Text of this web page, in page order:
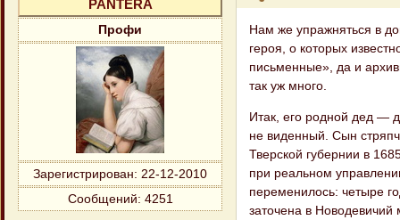
PANTERA
Профи
Зарегистрирован: 22-12-2010
Сообщений: 4251
Нам же упражняться в
героя, о которых
письменные», да и
так уж много.
Итак, его родной дед —
не виденный. Сын
Тверской губернии в
при реальном
переменилось: четыре
заточена в